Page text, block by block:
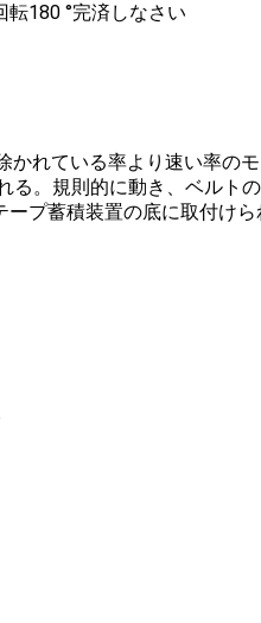
180 °完済しなさい
れている率より速い率の
る。規則的に動き、ベルト
プ蓄積装置の底に取付けら